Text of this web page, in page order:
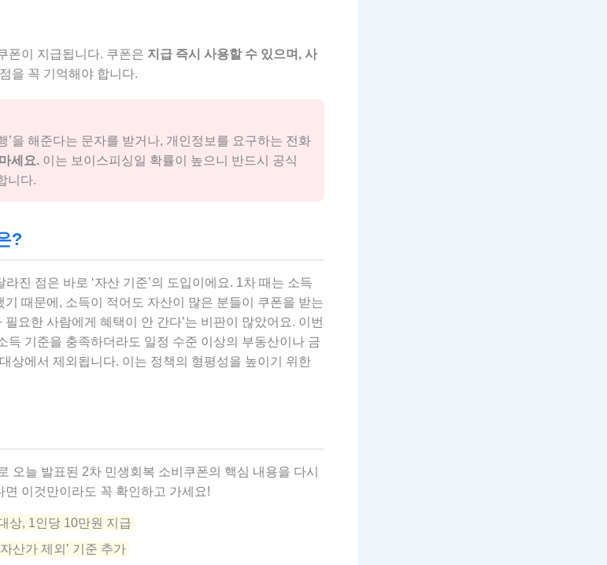
폰이 지급됩니다. 쿠폰은 지급 즉시 사용할 수 있으며, 사
을 꼭 기억해야 합니다.
’을 해준다는 문자를 받거나, 개인정보를 요구하는 전화
세요.이는 보이스피싱일 확률이 높으니 반드시 공식
니다.
?
진 점은 바로 ‘자산 기준’의 도입이에요. 1차 때는 소득
때문에, 소득이 적어도 자산이 많은 분들이 쿠폰을 받는
필요한 사람에게 혜택이 안 간다’는 비판이 많았어요. 이번
득 기준을 충족하더라도 일정 수준 이상의 부동산이나 금
상에서 제외됩니다. 이는 정책의 형평성을 높이기 위한
오늘 발표된 2차 민생회복 소비쿠폰의 핵심 내용을 다시
이것만이라도 꼭 확인하고 가세요!
상, 1인당 10만원 지급
산가 제외’ 기준 추가